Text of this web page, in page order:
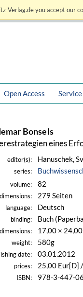
Verlag.de you accept our
Open Access Service
Bonsels
eines
editor(s): Hanuschek,
series:
volume: 82
279 Seiten
language: Deutsch
binding: Buch
dimensions: 17,00 ×
weight: 580g
date: 03.01.2012
prices: 25,00 Eur[D]
ISBN: 978-3-447-